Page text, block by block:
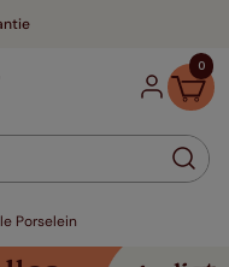
0
Porselein